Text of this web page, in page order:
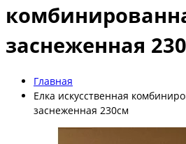
заснеженная
Главная
Елка искусственная
заснеженная 230см